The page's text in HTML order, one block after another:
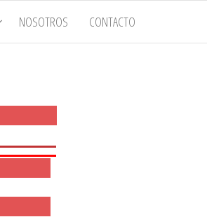
NOSOTROS CONTACTO